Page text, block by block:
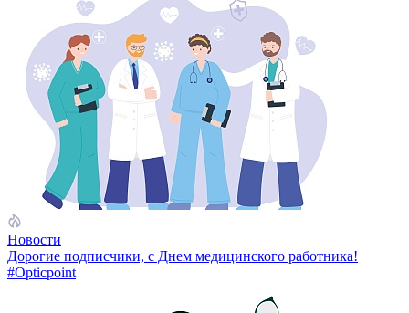
Новости
Дорогие подписчики, с Днем медицинского работника!
#Opticpoint